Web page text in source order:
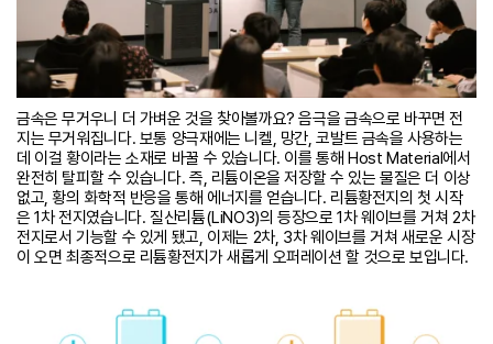
금속은 무거우니 더 가벼운 것을 찾아볼까요? 음극을 금속으로 바꾸면 전
지는 무거워집니다. 보통 양극재에는 니켈, 망간, 코발트 금속을 사용하는
데 이걸 황이라는 소재로 바꿀 수 있습니다. 이를 통해 Host Material에서
완전히 탈피할 수 있습니다. 즉, 리튬이온을 저장할 수 있는 물질은 더 이상
없고, 황의 화학적 반응을 통해 에너지를 얻습니다. 리튬황전지의 첫 시작
은 1차 전지였습니다. 질산리튬(LiNO3)의 등장으로 1차 웨이브를 거쳐 2차
전지로서 기능할 수 있게 됐고, 이제는 2차, 3차 웨이브를 거쳐 새로운 시장
이 오면 최종적으로 리튬황전지가 새롭게 오퍼레이션 할 것으로 보입니다.